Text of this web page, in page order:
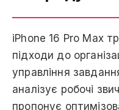
iPhone 16 Pro Max
підходи до
управління
аналізує робочі
пропонує